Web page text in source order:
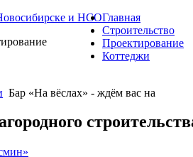
и НСОГлавная
Строительство
Проектирование
Коттеджи
Бар «На вёслах» - ждём вас на